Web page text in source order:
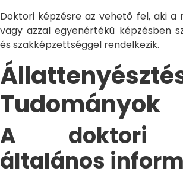
Doktori képzésre az vehető fel, aki a
vagy azzal egyenértékű képzésben
és szakképzettséggel rendelkezik.
Tudományok
A doktori
általános